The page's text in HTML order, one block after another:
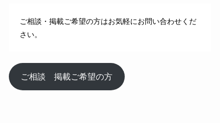
ご相談・掲載ご希望の方はお気軽にお問い合わせくだ
さい。
ご相談 掲載ご希望の方